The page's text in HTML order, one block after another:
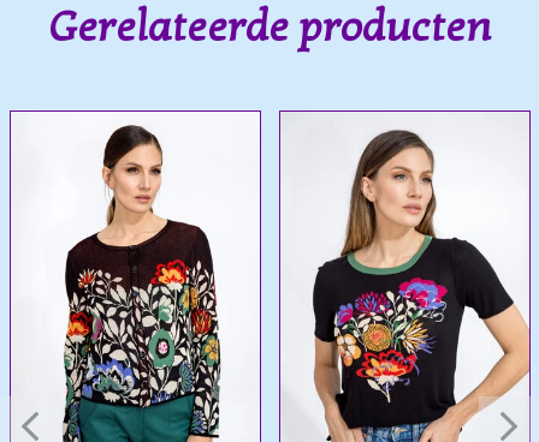
Gerelateerde producten